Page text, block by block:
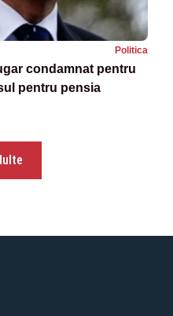
Politica
condamnat pentru
pentru pensia